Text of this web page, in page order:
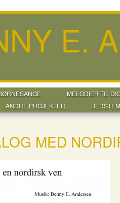
E.
MELODIER TIL
ANDRE PROJEKTER
MED